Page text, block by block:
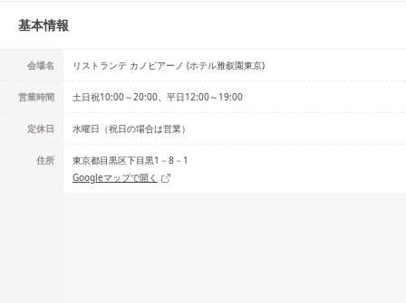
基本情報
会場名 リストランテ カノビアーノ (ホテル雅叙園東京)
営業時間 土日祝10:00～20:00、平日12:00～19:00
定休日 水曜日（祝日の場合は営業）
住所
東京都目黒区下目黒1－8－1
Googleマップで開く